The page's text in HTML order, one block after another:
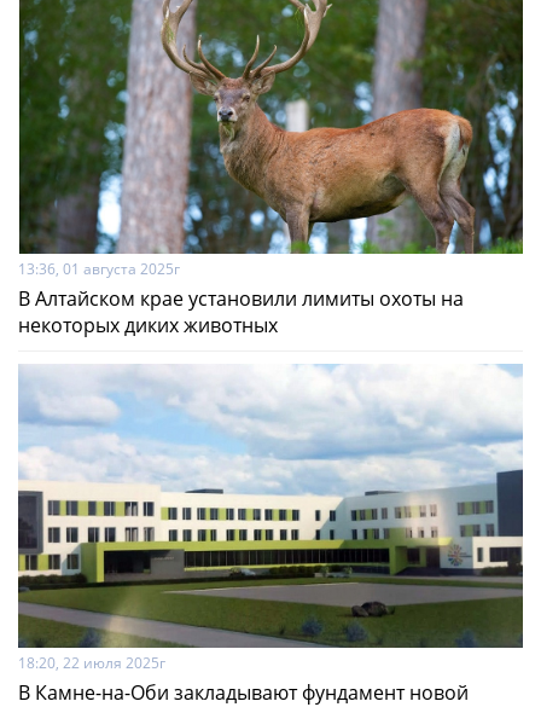
13:36, 01 августа 2025г
В Алтайском крае установили лимиты охоты на
некоторых диких животных
18:20, 22 июля 2025г
В Камне-на-Оби закладывают фундамент новой